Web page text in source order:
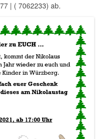
| ( 7062233) ab.